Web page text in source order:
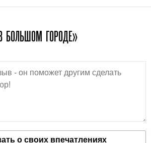
БОЛЬШОМ ГОРОДЕ»
о своих впечатлениях